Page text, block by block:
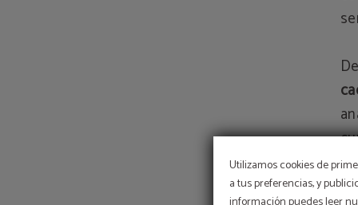
Utilizamos cookies de
a tus preferencias, y